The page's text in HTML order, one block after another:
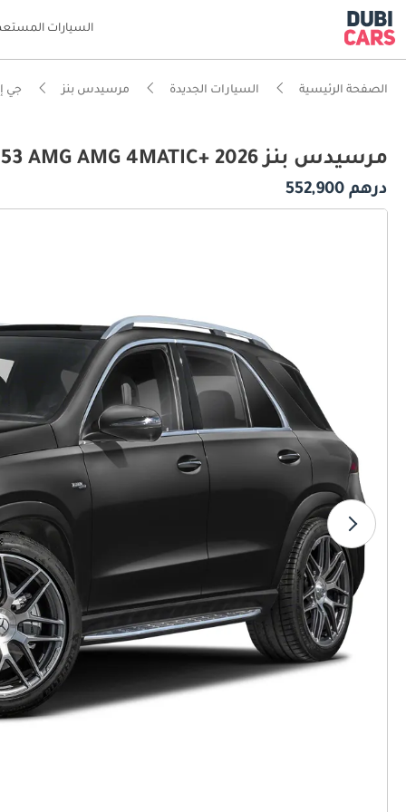
السيارات
الصفحة الرئيسية السيارات الجديدة مرسيدس بنز جي
مرسيدس بنز GLE 53 AMG AMG 4MATIC+ 2026
درهم 552,900